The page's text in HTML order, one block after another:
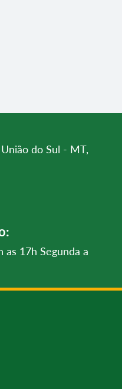
do Sul - MT,
17h Segunda a